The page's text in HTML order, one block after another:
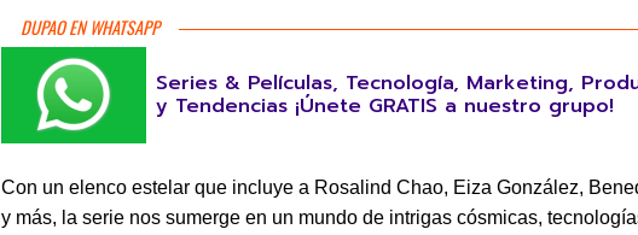
DUPAO EN WHATSAPP
Series & Películas, Tecnología, Marketing,
y Tendencias ¡Únete GRATIS a nuestro grupo!
Con un elenco estelar que incluye a Rosalind Chao, Eiza González,
y más, la serie nos sumerge en un mundo de intrigas cósmicas,